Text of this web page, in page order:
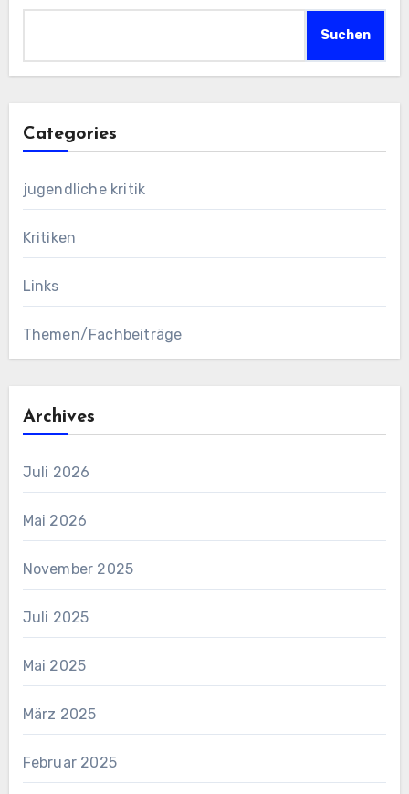
Suchen
Categories
jugendliche kritik
Kritiken
Links
Themen/Fachbeiträge
Archives
Juli 2026
Mai 2026
November 2025
Juli 2025
Mai 2025
März 2025
Februar 2025